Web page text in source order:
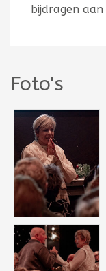
bijdragen aan
Foto's